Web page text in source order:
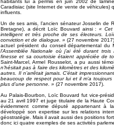
habitants lui a permis en juin 2002 de
Caradisiac (site Internet de vente de véhicules)
influents.
Un de ses amis, l’ancien sénateur Josselin de
Bretagne), a décrit Loïc Bouvard ainsi :« Cet
intelligent et très proche de ses électeurs.
conviction et de dialogue. » (27 novembre
actuel président du conseil départemental
l’Assemblée Nationale où j’ai été durant
finesse et sa courtoisie étaient appréciée de
Saint-Marcel, Armel Rousselot, a pu aussi
n’hésitait pas à faire des kilomètres et des
autres. Il n’arrêtait jamais. C’était
beaucoup de respect pour lui et il m’a
plus d’une personne. » (27 novembre 2017).
Au Palais-Bourbon, Loïc Bouvard fut vice-
au 21 avril 1997 et juge titulaire de la Haute
évidemment comme député appartenant à
développé son expertise sur les relations
géostratégie. Mais il avait aussi des positions
donc ici quatre exemples de ses activités